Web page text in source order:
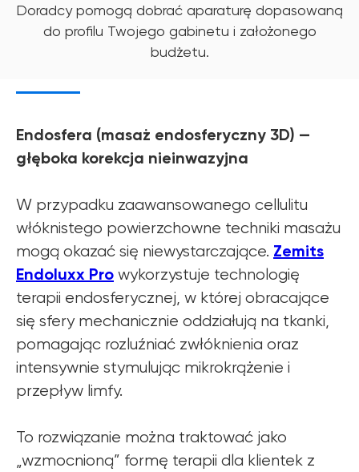
Doradcy pomogą dobrać aparaturę dopasowaną
do profilu Twojego gabinetu i założonego
budżetu.
Endosfera (masaż endosferyczny 3D) —
głęboka korekcja nieinwazyjna
W przypadku zaawansowanego cellulitu
włóknistego powierzchowne techniki masażu
mogą okazać się niewystarczające. Zemits
Endoluxx Pro wykorzystuje technologię
terapii endosferycznej, w której obracające
się sfery mechanicznie oddziałują na tkanki,
pomagając rozluźniać zwłóknienia oraz
intensywnie stymulując mikrokrążenie i
przepływ limfy.
To rozwiązanie można traktować jako
„wzmocnioną” formę terapii dla klientek z